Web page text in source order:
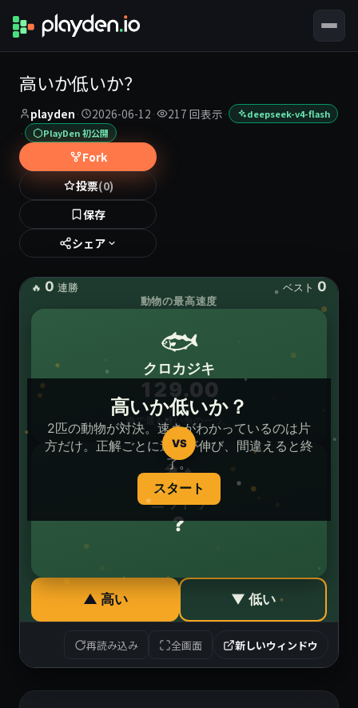
高いか低いか？
playden · 2026-06-12 · 217 回表示 · deepseek-v4-flash
· PlayDen 初公開
Fork
投票(0)
保存
シェア
再読み込み 全画面 新しいウィンドウ